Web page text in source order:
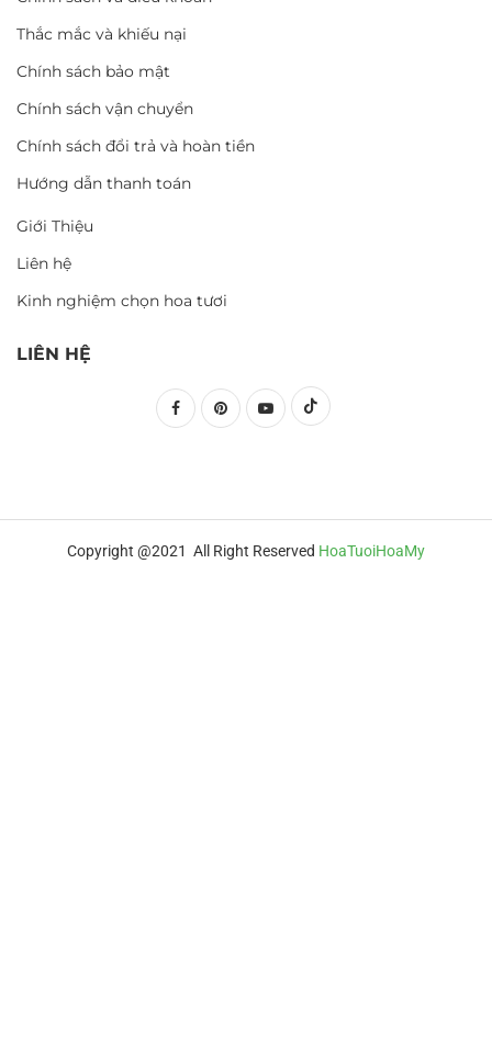
Thắc mắc và khiếu nại
Chính sách bảo mật
Chính sách vận chuyển
Chính sách đổi trả và hoàn tiền
Hướng dẫn thanh toán
Giới Thiệu
Liên hệ
Kinh nghiệm chọn hoa tươi
LIÊN HỆ
Copyright @2021 All Right Reserved HoaTuoiHoaMy